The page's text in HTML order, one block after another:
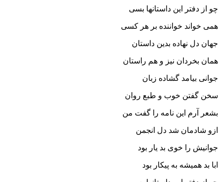
چو از دفتر این داستانها بسى
همى خواند خواننده بر هر کسى‏
جهان دل نهاده بدین داستان
همان بخردان نیز و هم راستان‏
جوانى بیامد گشاده زبان
سخن گفتن خوب و طبع روان‏
بشعر آرم این نامه را گفت من
ازو شادمان شد دل انجمن‏
جوانیش را خوى بد یار بود
ابا بد همیشه به پیکار بود